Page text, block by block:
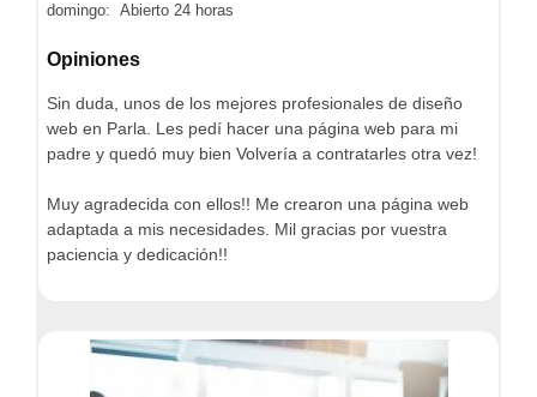
domingo: Abierto 24 horas
Opiniones
Sin duda, unos de los mejores profesionales de diseño
web en Parla. Les pedí hacer una página web para mi
padre y quedó muy bien Volvería a contratarles otra vez!
Muy agradecida con ellos!! Me crearon una página web
adaptada a mis necesidades. Mil gracias por vuestra
paciencia y dedicación!!